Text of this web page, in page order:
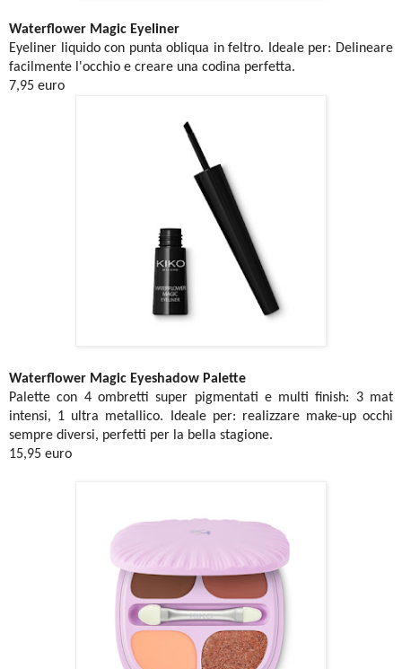
Waterflower Magic Eyeliner
Eyeliner liquido con punta obliqua in feltro. Ideale per: Delineare
facilmente l'occhio e creare una codina perfetta.
7,95 euro
Waterflower Magic Eyeshadow Palette
Palette con 4 ombretti super pigmentati e multi finish: 3 mat
intensi, 1 ultra metallico. Ideale per: realizzare make-up occhi
sempre diversi, perfetti per la bella stagione.
15,95 euro